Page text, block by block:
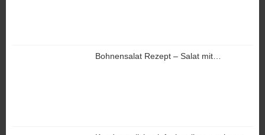
Bohnensalat Rezept – Salat mit…